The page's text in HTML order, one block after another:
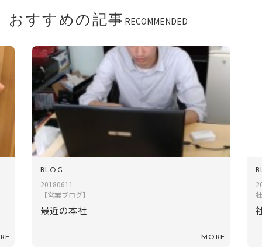
おすすめの記事 RECOMMENDED
BLOG
20180611
【営業ブログ】
最近の本社
MORE